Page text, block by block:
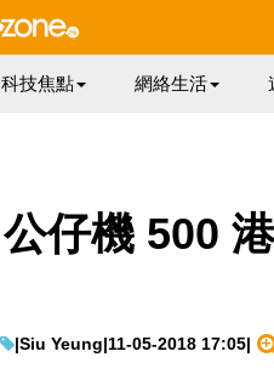
科技焦點 網絡生活
公仔機 500
|Siu Yeung|11-05-2018 17:05|